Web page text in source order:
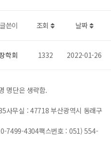
글쓴이 조회 날짜
학회 1332 2022-01-26
명단은 생략함.
사무실 : 47718 부산광역시 동래구
7499-4304팩스번호 : 051) 554-